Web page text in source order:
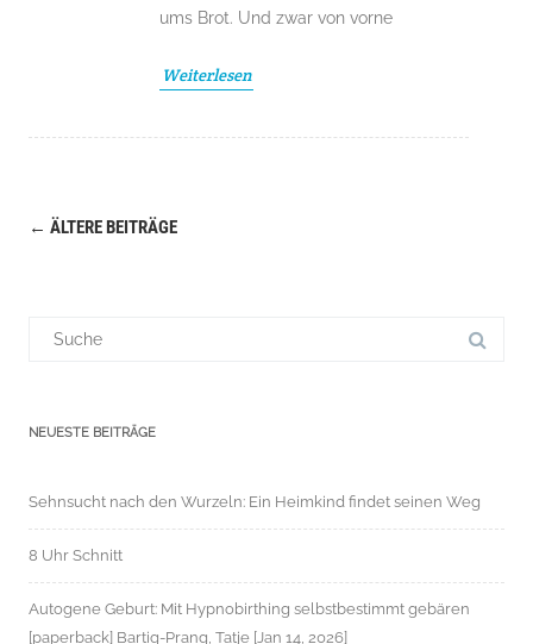
ums Brot. Und zwar von vorne
Weiterlesen
← ÄLTERE BEITRÄGE
NEUESTE BEITRÄGE
Sehnsucht nach den Wurzeln: Ein Heimkind findet seinen Weg
8 Uhr Schnitt
Autogene Geburt: Mit Hypnobirthing selbstbestimmt gebären
[paperback] Bartig-Prang, Tatje [Jan 14, 2026]